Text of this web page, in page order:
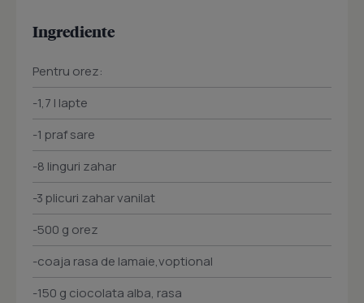
Ingrediente
Pentru orez:
-1,7 l lapte
-1 praf sare
-8 linguri zahar
-3 plicuri zahar vanilat
-500 g orez
-coaja rasa de lamaie,voptional
-150 g ciocolata alba, rasa